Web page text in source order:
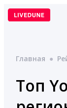
Перейти
Главная ●
Топ